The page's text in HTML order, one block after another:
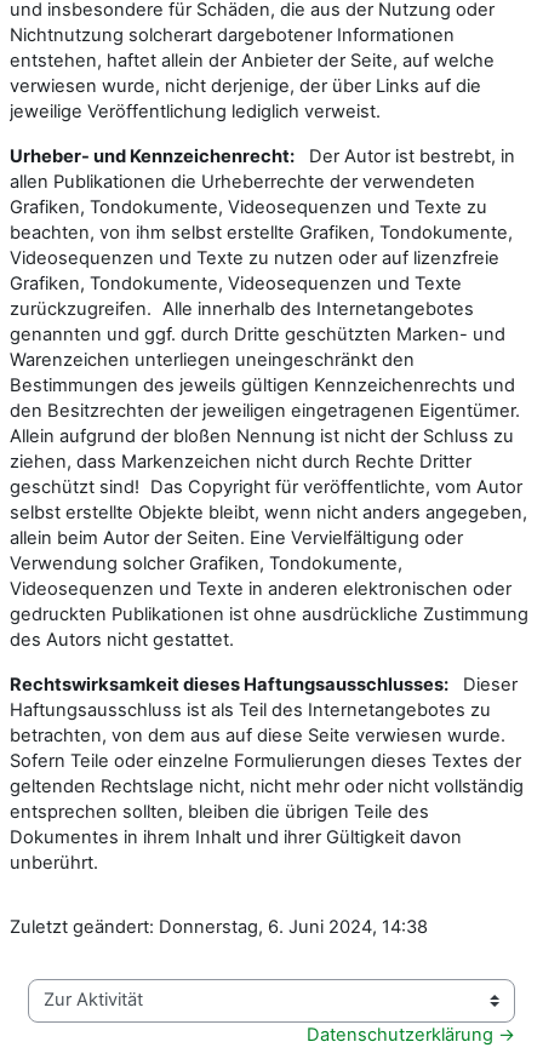
und insbesondere für Schäden, die aus der Nutzung oder
Nichtnutzung solcherart dargebotener Informationen
entstehen, haftet allein der Anbieter der Seite, auf welche
verwiesen wurde, nicht derjenige, der über Links auf die
jeweilige Veröffentlichung lediglich verweist.
Urheber- und Kennzeichenrecht: Der Autor ist bestrebt, in
allen Publikationen die Urheberrechte der verwendeten
Grafiken, Tondokumente, Videosequenzen und Texte zu
beachten, von ihm selbst erstellte Grafiken, Tondokumente,
Videosequenzen und Texte zu nutzen oder auf lizenzfreie
Grafiken, Tondokumente, Videosequenzen und Texte
zurückzugreifen. Alle innerhalb des Internetangebotes
genannten und ggf. durch Dritte geschützten Marken- und
Warenzeichen unterliegen uneingeschränkt den
Bestimmungen des jeweils gültigen Kennzeichenrechts und
den Besitzrechten der jeweiligen eingetragenen Eigentümer.
Allein aufgrund der bloßen Nennung ist nicht der Schluss zu
ziehen, dass Markenzeichen nicht durch Rechte Dritter
geschützt sind! Das Copyright für veröffentlichte, vom Autor
selbst erstellte Objekte bleibt, wenn nicht anders angegeben,
allein beim Autor der Seiten. Eine Vervielfältigung oder
Verwendung solcher Grafiken, Tondokumente,
Videosequenzen und Texte in anderen elektronischen oder
gedruckten Publikationen ist ohne ausdrückliche Zustimmung
des Autors nicht gestattet.
Rechtswirksamkeit dieses Haftungsausschlusses: Dieser
Haftungsausschluss ist als Teil des Internetangebotes zu
betrachten, von dem aus auf diese Seite verwiesen wurde.
Sofern Teile oder einzelne Formulierungen dieses Textes der
geltenden Rechtslage nicht, nicht mehr oder nicht vollständig
entsprechen sollten, bleiben die übrigen Teile des
Dokumentes in ihrem Inhalt und ihrer Gültigkeit davon
unberührt.
Zuletzt geändert: Donnerstag, 6. Juni 2024, 14:38
Zur Aktivität
Datenschutzerklärung →